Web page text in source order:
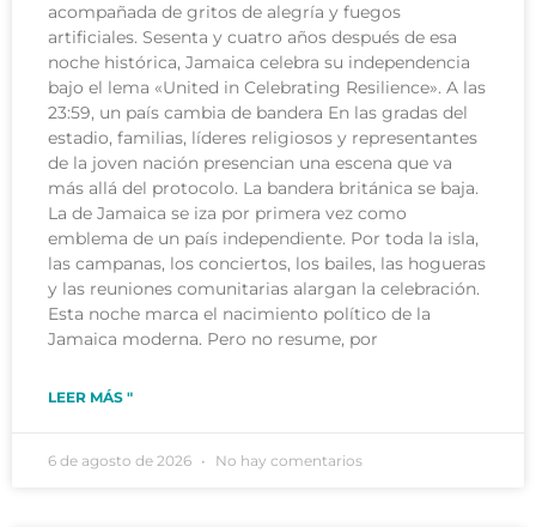
acompañada de gritos de alegría y fuegos
artificiales. Sesenta y cuatro años después de esa
noche histórica, Jamaica celebra su independencia
bajo el lema «United in Celebrating Resilience». A las
23:59, un país cambia de bandera En las gradas del
estadio, familias, líderes religiosos y representantes
de la joven nación presencian una escena que va
más allá del protocolo. La bandera británica se baja.
La de Jamaica se iza por primera vez como
emblema de un país independiente. Por toda la isla,
las campanas, los conciertos, los bailes, las hogueras
y las reuniones comunitarias alargan la celebración.
Esta noche marca el nacimiento político de la
Jamaica moderna. Pero no resume, por
LEER MÁS "
6 de agosto de 2026 No hay comentarios